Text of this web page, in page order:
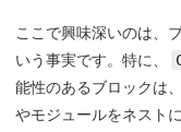
ここで興味深いのは、
いう事実です。特に、
能性のあるブロックは、
やモジュールをネスト